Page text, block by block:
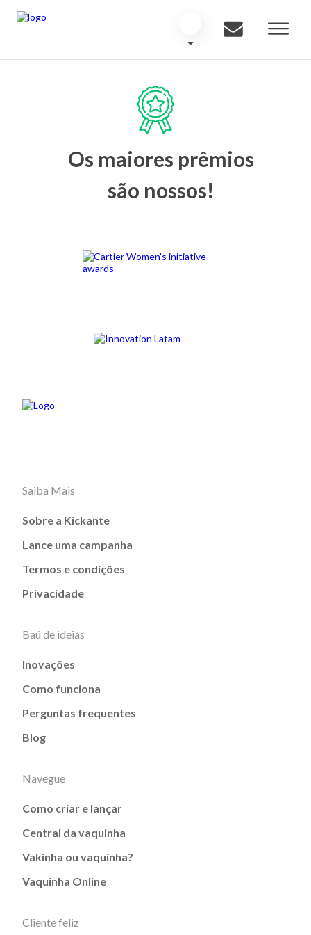
Os maiores prêmios
são nossos!
Saiba Mais
Sobre a Kickante
Lance uma campanha
Termos e condições
Privacidade
Baú de ideias
Inovações
Como funciona
Perguntas frequentes
Blog
Navegue
Como criar e lançar
Central da vaquinha
Vakinha ou vaquinha?
Vaquinha Online
Cliente feliz